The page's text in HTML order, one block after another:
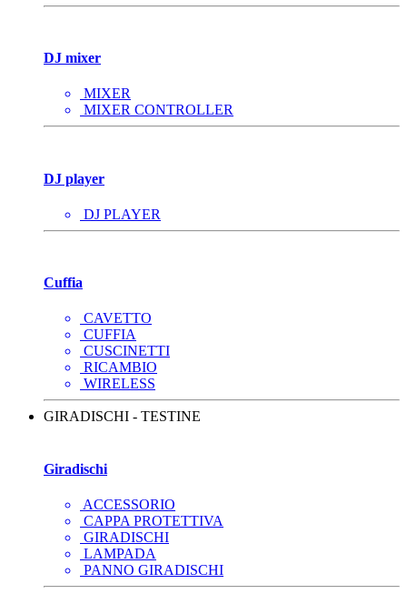
DJ mixer
MIXER
MIXER CONTROLLER
DJ player
DJ PLAYER
Cuffia
CAVETTO
CUFFIA
CUSCINETTI
RICAMBIO
WIRELESS
GIRADISCHI - TESTINE
Giradischi
ACCESSORIO
CAPPA PROTETTIVA
GIRADISCHI
LAMPADA
PANNO GIRADISCHI